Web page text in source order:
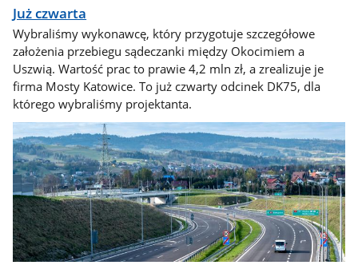
Już czwarta
Wybraliśmy wykonawcę, który przygotuje szczegółowe
założenia przebiegu sądeczanki między Okocimiem a
Uszwią. Wartość prac to prawie 4,2 mln zł, a zrealizuje je
firma Mosty Katowice. To już czwarty odcinek DK75, dla
którego wybraliśmy projektanta.